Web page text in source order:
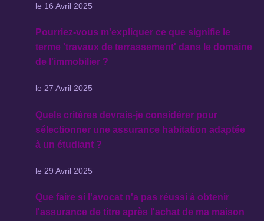
le 16 Avril 2025
Pourriez-vous m'expliquer ce que signifie le
terme 'travaux de terrassement' dans le domaine
de l'immobilier ?
le 27 Avril 2025
Quels critères devrais-je considérer pour
sélectionner une assurance habitation adaptée
à un étudiant ?
le 29 Avril 2025
Que faire si l'avocat n'a pas réussi à obtenir
l'assurance de titre après l'achat de ma maison